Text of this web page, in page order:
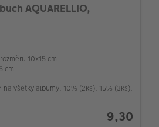
AQUARELLIO,
10x15 cm
cm
na všetky albumy: 10% (2ks), 15% (3ks),
9,30